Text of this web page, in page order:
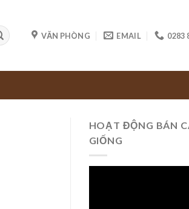
VĂN PHÒNG EMAIL 0283
HOẠT ĐỘNG BÁN
GIỐNG